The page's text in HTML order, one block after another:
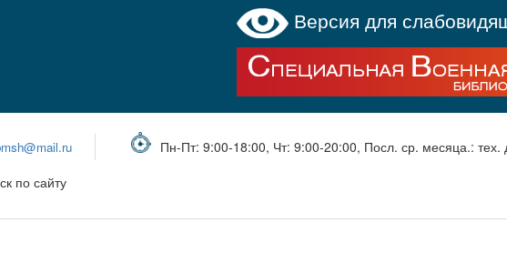
Версия для
Пн-Пт: 9:00-18:00, Чт: 9:00-20:00, Посл. ср. месяца.: тех.
по сайту